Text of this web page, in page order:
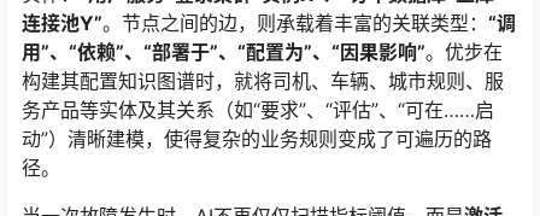
连接池Y”。节点之间的边，则承载着丰富的关联类型： “调
用”、“依赖”、“部署于”、“配置为”、“因果影响”。优步在
构建其配置知识图谱时，就将司机、车辆、城市规则、服
务产品等实体及其关系（如“要求”、“评估”、“可在……启
动”）清晰建模，使得复杂的业务规则变成了可遍历的路
径。